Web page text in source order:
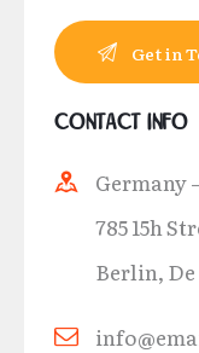
Contact Info
Germany
785 15h
Berlin, De